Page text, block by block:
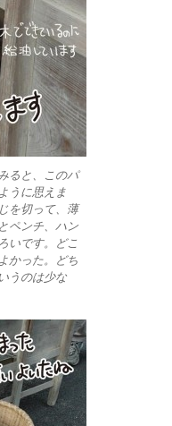
ると、このパ
うに思えま
を切って、薄
ペンチ、ハン
いです。どこ
かった。どち
うのは少な